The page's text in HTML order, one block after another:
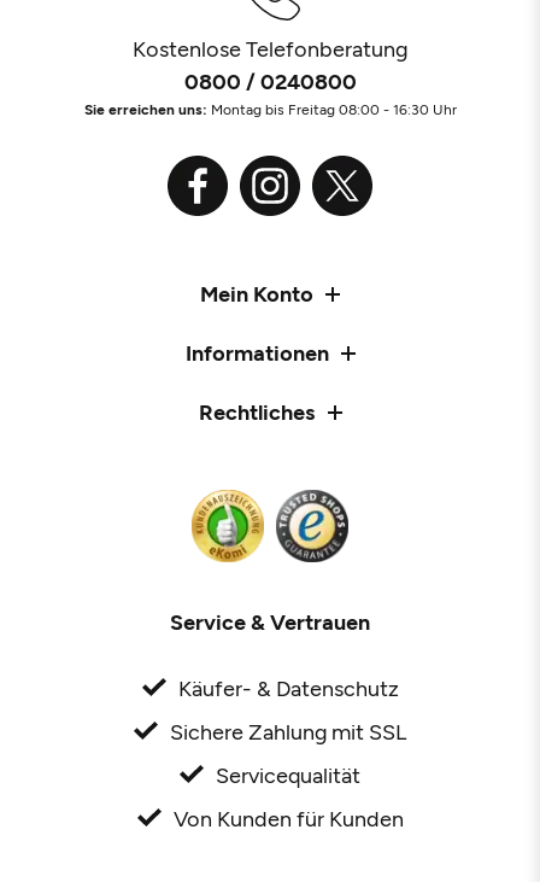
Kostenlose Telefonberatung
0800 / 0240800
Sie erreichen uns: Montag bis Freitag 08:00 - 16:30 Uhr
Mein Konto
Informationen
Rechtliches
Service & Vertrauen
Käufer- & Datenschutz
Sichere Zahlung mit SSL
Servicequalität
Von Kunden für Kunden